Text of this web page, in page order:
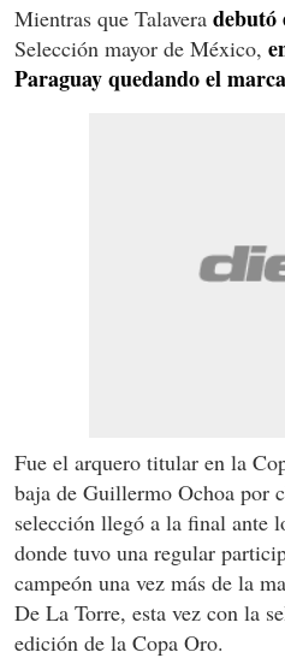
Mientras que Talavera debutó
Selección mayor de México,
Paraguay quedando el
Fue el arquero titular en la
baja de Guillermo Ochoa por
selección llegó a la final ante
donde tuvo una regular
campeón una vez más de la
De La Torre, esta vez con la
edición de la Copa Oro.